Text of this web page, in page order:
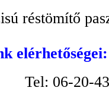
réstömítő
Tel: 06-20-